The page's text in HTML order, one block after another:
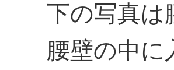
下の写真は
腰壁の中に